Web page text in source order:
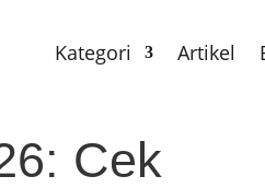
Kategori Artikel
Cek